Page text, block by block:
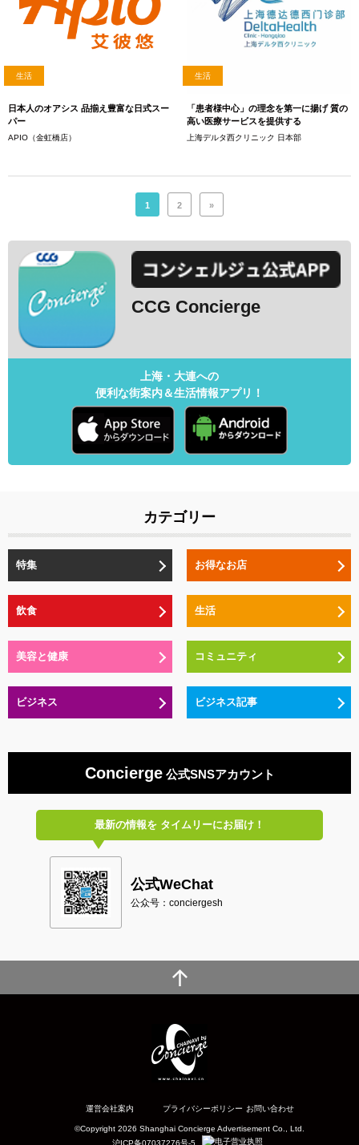
生活
日本人のオアシス 品揃え豊富な日式スー
パー
APIO（金虹橋店）
生活
「患者様中心」の理念を第一に揚げ 質の
高い医療サービスを提供する
上海デルタ西クリニック 日本部
1 2 »
CCG Concierge
上海・大連への
便利な街案内＆生活情報アプリ！
カテゴリー
特集 お得なお店
飲食 生活
美容と健康 コミュニティ
ビジネス ビジネス記事
Concierge公式SNSアカウント
最新の情報をタイムリーにお届け！
公式WeChat
公众号：conciergesh
運営会社案内 プライバシーポリシー お問い合わせ
©Copyright 2026 Shanghai Concierge Advertisement Co., Ltd.